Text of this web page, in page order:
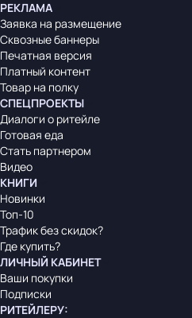
РЕКЛАМА
Заявка на размещение
Сквозные баннеры
Печатная версия
Платный контент
Товар на полку
СПЕЦПРОЕКТЫ
Диалоги о ритейле
Готовая еда
Стать партнером
Видео
КНИГИ
Новинки
Топ-10
Трафик без скидок?
Где купить?
ЛИЧНЫЙ КАБИНЕТ
Ваши покупки
Подписки
РИТЕЙЛЕРУ: